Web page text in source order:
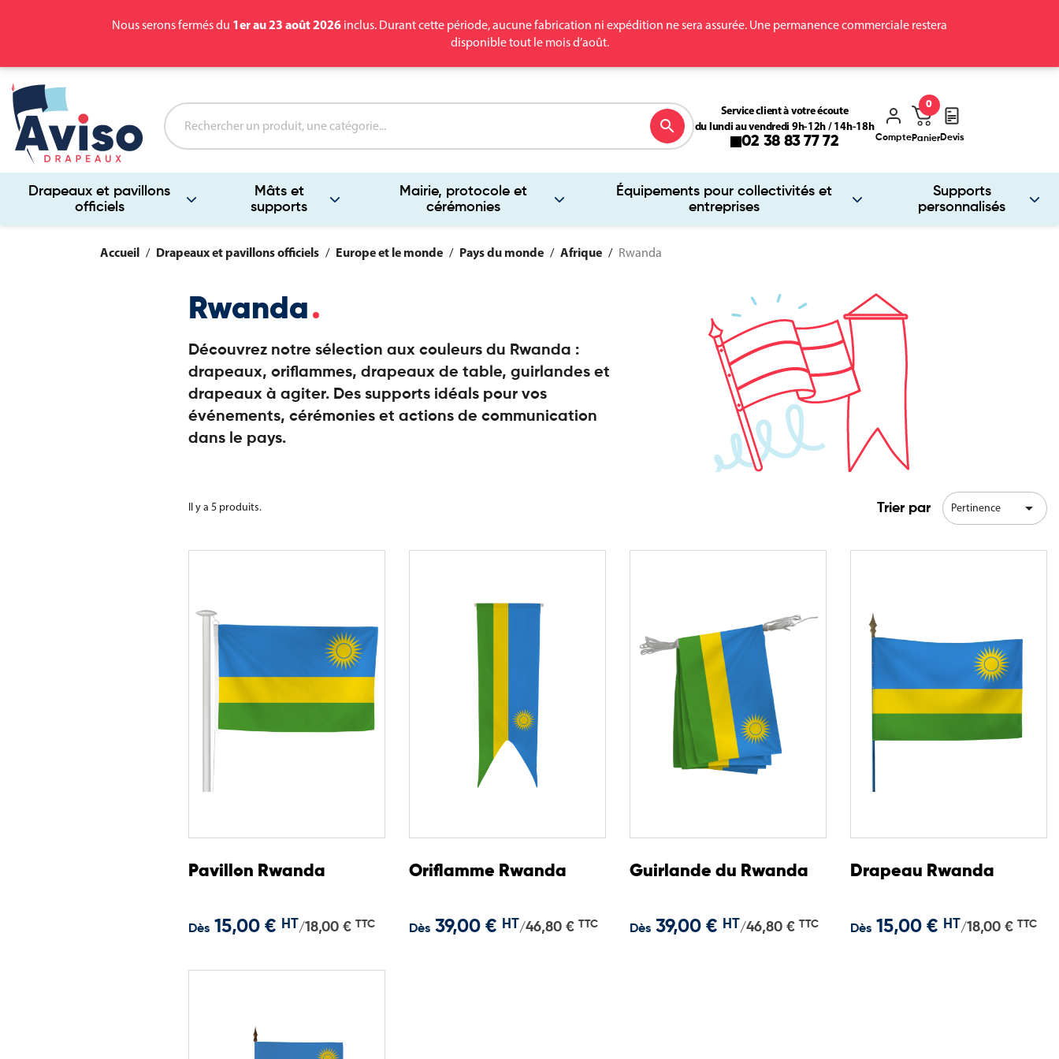
Nous serons fermés du 1er au 23 août 2026 inclus. Durant cette période, aucune fabrication ni expédition ne sera assurée. Une permanence commerciale restera
disponible tout le mois d’août.
Drapeaux et pavillons
officiels
Mâts et
supports
Mairie, protocole et
cérémonies
Équipements pour collectivités et
entreprises
Supports
personnalisés
search
Service client à votre écoute
du lundi au vendredi 9h-12h / 14h-18h
02 38 83 77 72 ComptePanier
0
Devis
Accueil Drapeaux et pavillons officiels Europe et le monde Pays du monde Afrique Rwanda
Rwanda
Découvrez notre sélection aux couleurs du Rwanda :
drapeaux, oriflammes, drapeaux de table, guirlandes et
drapeaux à agiter. Des supports idéals pour vos
événements, cérémonies et actions de communication
dans le pays.
Il y a 5 produits. Trier par Pertinence 
Pavillon Rwanda
Dès 15,00 € HT/18,00 € TTC
Oriflamme Rwanda
Dès 39,00 € HT/46,80 € TTC
Guirlande du Rwanda
Dès 39,00 € HT/46,80 € TTC
Drapeau Rwanda
Dès 15,00 € HT/18,00 € TTC